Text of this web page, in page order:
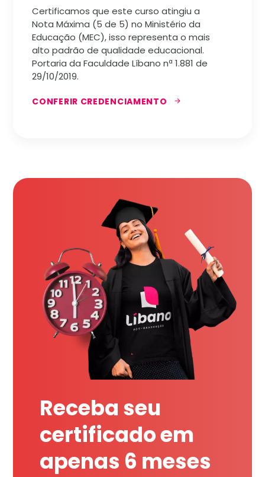
Certificamos que este curso atingiu a
Nota Máxima (5 de 5) no Ministério da
Educação (MEC), isso representa o mais
alto padrão de qualidade educacional.
Portaria da Faculdade Líbano nª 1.881 de
29/10/2019.
CONFERIR CREDENCIAMENTO
Receba seu
certificado em
apenas 6 meses